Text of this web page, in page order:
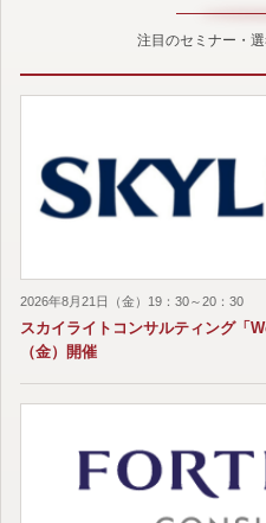
注目のセミナー・
2026年8月21日（金）19：30～20：30
スカイライトコンサルティング「
（金）開催